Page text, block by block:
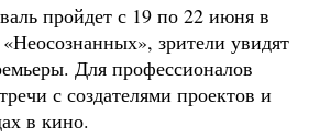
пройдет с 19 по 22 июня в
зрители увидят
Для профессионалов
с создателями проектов и
в кино.